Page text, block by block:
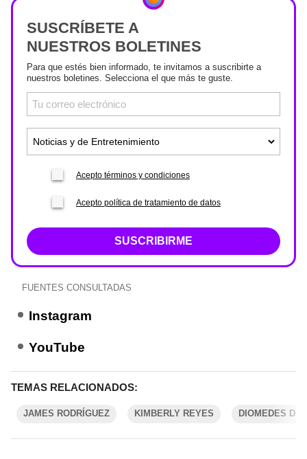
SUSCRÍBETE A
NUESTROS BOLETINES
Para que estés bien informado, te invitamos a suscribirte a
nuestros boletines. Selecciona el que más te guste.
Acepto términos y condiciones
Acepto política de tratamiento de datos
SUSCRIBIRME
FUENTES CONSULTADAS
Instagram
YouTube
TEMAS RELACIONADOS:
JAMES RODRÍGUEZ KIMBERLY REYES DIOMEDES